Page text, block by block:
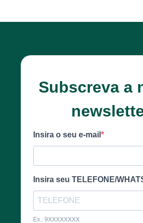
Subscreva a
Insira o seu e-mail
Insira seu TELEFONE/
Ex.: 9XXXXXXXX